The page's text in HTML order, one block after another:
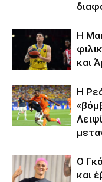
Η
και
Η
Ο
και